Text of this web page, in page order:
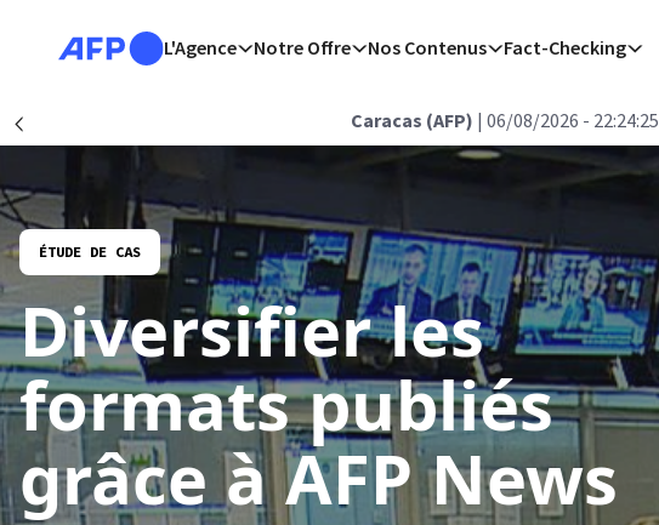
L'Agence Notre Offre Nos Contenus Fact-Checking
Caracas (AFP) | 06/08/2026 - 22:24:25
ÉTUDE DE CAS
Diversifier les
formats publiés
grâce à AFP News